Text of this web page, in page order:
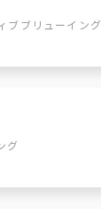
ブリューイング
グ